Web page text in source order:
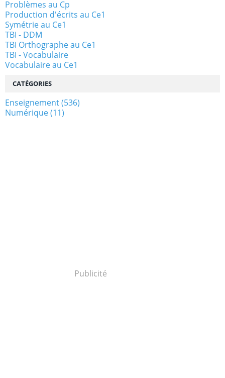
Problèmes au Cp
Production d'écrits au Ce1
Symétrie au Ce1
TBI - DDM
TBI Orthographe au Ce1
TBI - Vocabulaire
Vocabulaire au Ce1
CATÉGORIES
Enseignement(536)
Numérique(11)
Publicité